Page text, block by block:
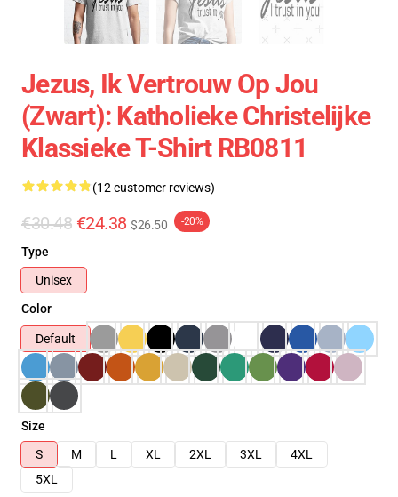
Jezus, Ik Vertrouw Op Jou
(zwart): Katholieke Christelijke
Klassieke T-Shirt RB0811
(12 customer reviews)
€30.48 €24.38 $26.50 -20%
Type
Unisex
Color
Default
Size
S
M L XL 2XL 3XL
4XL
5XL